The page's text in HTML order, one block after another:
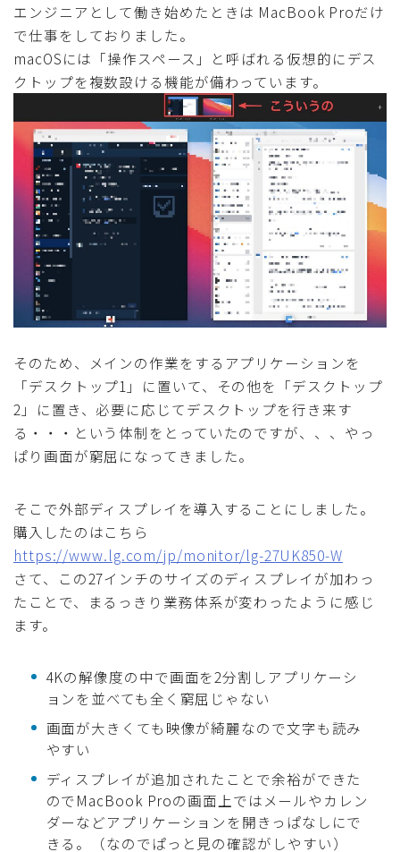
エンジニアとして働き始めたときは MacBook Proだけ
で仕事をしておりました。
macOSには「操作スペース」と呼ばれる仮想的にデス
クトップを複数設ける機能が備わっています。
そのため、メインの作業をするアプリケーションを
「デスクトップ1」に置いて、その他を「デスクトップ
2」に置き、必要に応じてデスクトップを行き来す
る・・・という体制をとっていたのですが、、、やっ
ぱり画面が窮屈になってきました。
そこで外部ディスプレイを導入することにしました。
購入したのはこちら
https://www.lg.com/jp/monitor/lg-27UK850-W
さて、この27インチのサイズのディスプレイが加わっ
たことで、まるっきり業務体系が変わったように感じ
ます。
4Kの解像度の中で画面を2分割しアプリケーシ
ョンを並べても全く窮屈じゃない
画面が大きくても映像が綺麗なので文字も読み
やすい
ディスプレイが追加されたことで余裕ができた
のでMacBook Proの画面上ではメールやカレン
ダーなどアプリケーションを開きっぱなしにで
きる。（なのでぱっと見の確認がしやすい）